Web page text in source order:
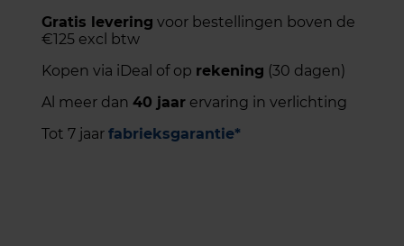
Gratis levering voor bestellingen boven de
€125 excl btw
Kopen via iDeal of op rekening (30 dagen)
Al meer dan 40 jaar ervaring in verlichting
Tot 7 jaar fabrieksgarantie*